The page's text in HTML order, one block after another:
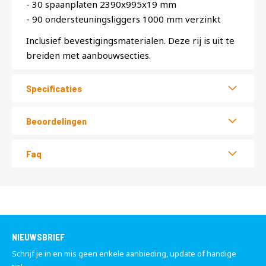
- 30 spaanplaten 2390x995x19 mm
- 90 ondersteuningsliggers 1000 mm verzinkt
Inclusief bevestigingsmaterialen. Deze rij is uit te
breiden met aanbouwsecties.
Specificaties
Beoordelingen
Faq
NIEUWSBRIEF
Schrijf je in en mis geen enkele aanbieding, update of handige